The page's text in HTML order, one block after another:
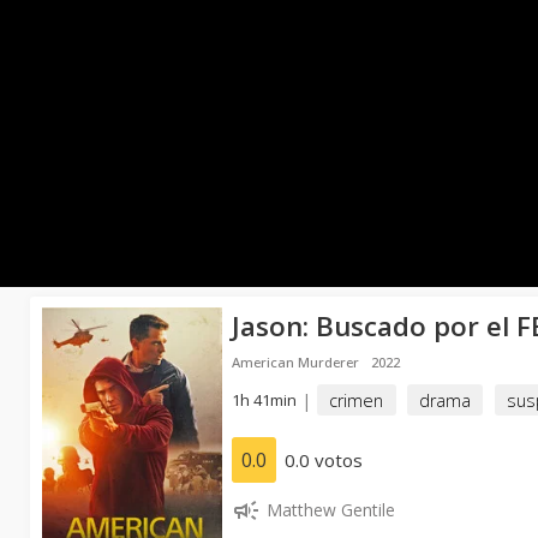
Jason: Buscado por el
American Murderer 2022
1h 41min | crimen drama
0.0 0.0 votos
Matthew Gentile